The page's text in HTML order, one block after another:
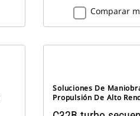
Comparar
Soluciones De
Propulsión De Alto